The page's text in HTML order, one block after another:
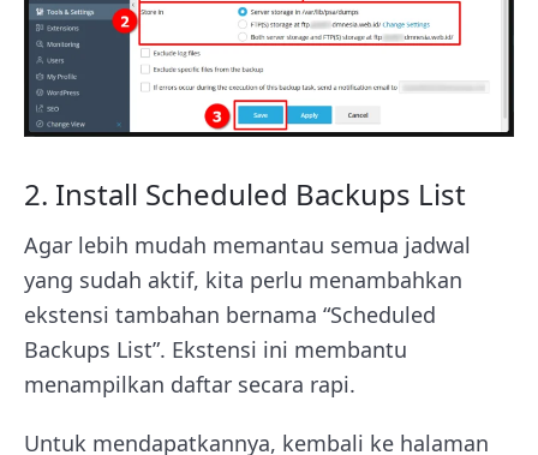
2. Install Scheduled Backups List
Agar lebih mudah memantau semua jadwal
yang sudah aktif, kita perlu menambahkan
ekstensi tambahan bernama “Scheduled
Backups List”. Ekstensi ini membantu
menampilkan daftar secara rapi.
Untuk mendapatkannya, kembali ke halaman